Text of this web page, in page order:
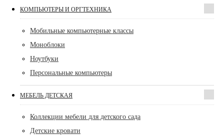
КОМПЬЮТЕРЫ И ОРГТЕХНИКА
Мобильные компьютерные классы
Моноблоки
Ноутбуки
Персональные компьютеры
МЕБЕЛЬ ДЕТСКАЯ
Коллекции мебели для детского сада
Детские кровати